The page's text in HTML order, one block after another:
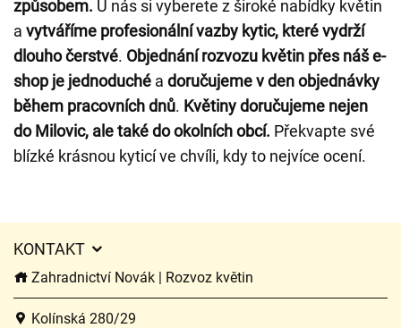
způsobem. U nás si vyberete z široké nabídky květin
a vytváříme profesionální vazby kytic, které vydrží
dlouho čerstvé. Objednání rozvozu květin přes náš e-
shop je jednoduché a doručujeme v den objednávky
během pracovních dnů. Květiny doručujeme nejen
do Milovic, ale také do okolních obcí. Překvapte své
blízké krásnou kyticí ve chvíli, kdy to nejvíce ocení.
KONTAKT
Zahradnictví Novák | Rozvoz květin
Kolínská 280/29